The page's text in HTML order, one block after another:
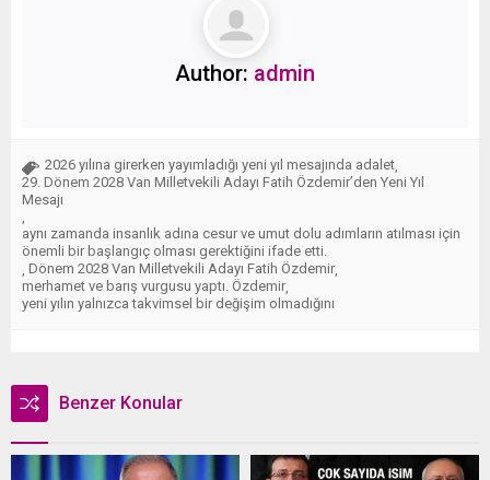
Author: admin
2026 yılına girerken yayımladığı yeni yıl mesajında adalet,
29. Dönem 2028 Van Milletvekili Adayı Fatih Özdemir’den Yeni Yıl
Mesajı
,
aynı zamanda insanlık adına cesur ve umut dolu adımların atılması için
önemli bir başlangıç olması gerektiğini ifade etti.
, Dönem 2028 Van Milletvekili Adayı Fatih Özdemir,
merhamet ve barış vurgusu yaptı. Özdemir,
yeni yılın yalnızca takvimsel bir değişim olmadığını
Benzer Konular